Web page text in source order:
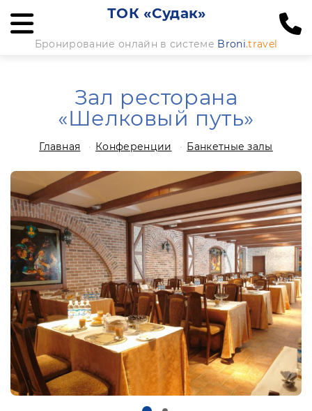
ТОК «Судак»
Бронирование онлайн в системе Broni.travel
Зал ресторана
«Шелковый путь»
Главная Конференции Банкетные залы